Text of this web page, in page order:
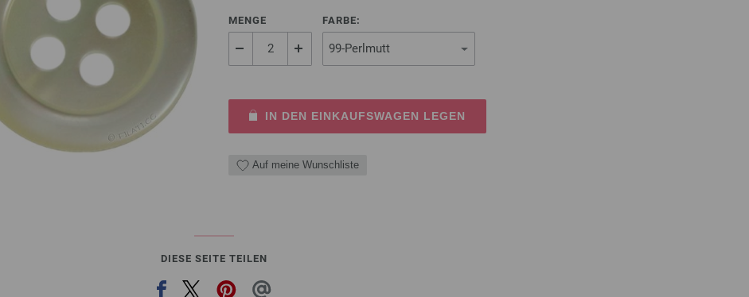
MENGE FARBE:
IN DEN EINKAUFSWAGEN LEGEN
Auf meine Wunschliste
DIESE SEITE TEILEN